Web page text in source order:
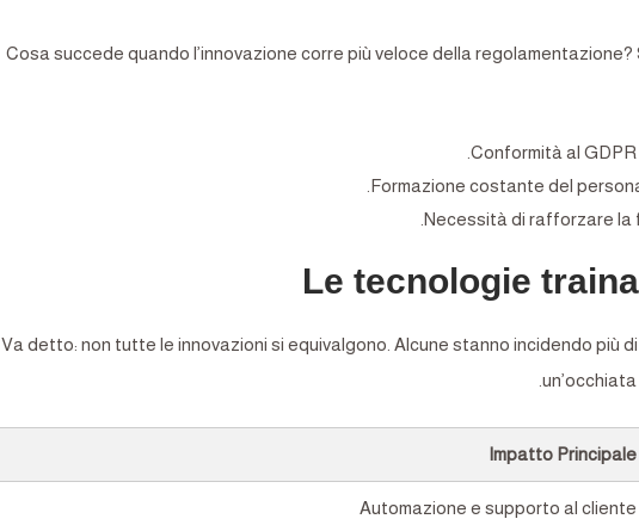
Cosa succede quando l’innovazione corre più veloce della regolamentazione?
Conformità al
Formazione costante del
Necessità di rafforzare la
Le tecnologie
Va detto: non tutte le innovazioni si equivalgono. Alcune stanno incidendo più
Impatto Principale
Automazione e supporto al cliente